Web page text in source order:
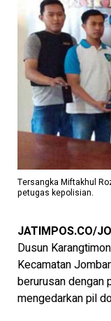
Tersangka Miftakhul
petugas kepolisian.
JATIMPOS.CO/
Dusun
Kecamatan
berurusan dengan
mengedarkan pil